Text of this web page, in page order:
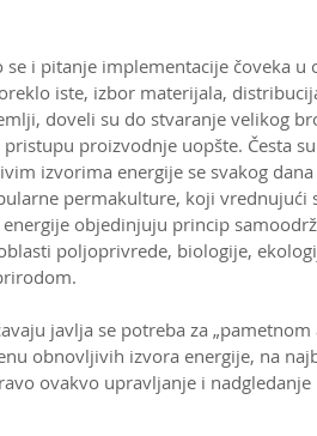
i pitanje implementacije čoveka u
iste, izbor materijala,
doveli su do stvaranje velikog
proizvodnje uopšte. Česta
izvorima energije se svakog
permakulture, koji vrednujući
objedinjuju princip
poljoprivrede, biologije,
javlja se potreba za
obnovljivih izvora energije, na
ovakvo upravljanje i